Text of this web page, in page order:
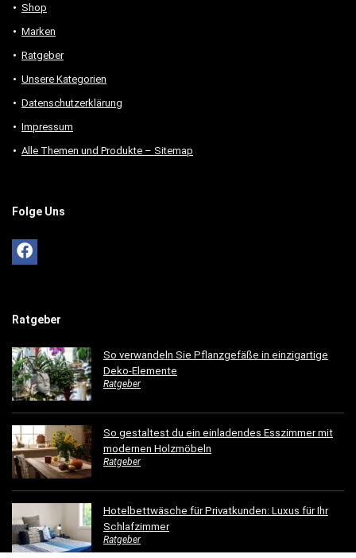
Shop
Marken
Ratgeber
Unsere Kategorien
Datenschutzerklärung
Impressum
Alle Themen und Produkte – Sitemap
Folge Uns
Ratgeber
So verwandeln Sie Pflanzgefäße in einzigartige
Deko-Elemente
Ratgeber
So gestaltest du ein einladendes Esszimmer mit
modernen Holzmöbeln
Ratgeber
Hotelbettwäsche für Privatkunden: Luxus für Ihr
Schlafzimmer
Ratgeber